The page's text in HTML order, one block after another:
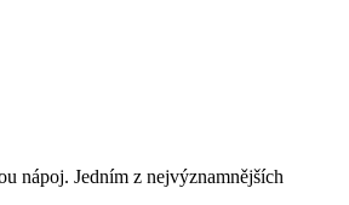
nápoj. Jedním z nejvýznamnějších